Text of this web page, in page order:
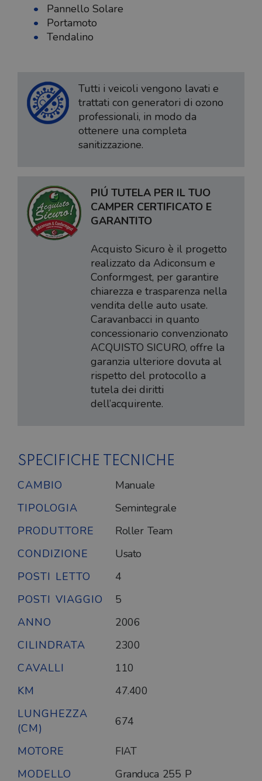
Pannello Solare
Portamoto
Tendalino
Tutti i veicoli vengono lavati e
trattati con generatori di ozono
professionali, in modo da
ottenere una completa
sanitizzazione.
PIÚ TUTELA PER IL TUO
CAMPER CERTIFICATO E
GARANTITO
Acquisto Sicuro è il progetto
realizzato da Adiconsum e
Conformgest, per garantire
chiarezza e trasparenza nella
vendita delle auto usate.
Caravanbacci in quanto
concessionario convenzionato
ACQUISTO SICURO, offre la
garanzia ulteriore dovuta al
rispetto del protocollo a
tutela dei diritti
dell’acquirente.
SPECIFICHE TECNICHE
CAMBIO
Manuale
TIPOLOGIA
Semintegrale
PRODUTTORE
Roller Team
CONDIZIONE
Usato
POSTI LETTO
4
POSTI VIAGGIO
5
ANNO
2006
CILINDRATA
2300
CAVALLI
110
KM
47.400
LUNGHEZZA
(CM)
674
MOTORE
FIAT
MODELLO
Granduca 255 P